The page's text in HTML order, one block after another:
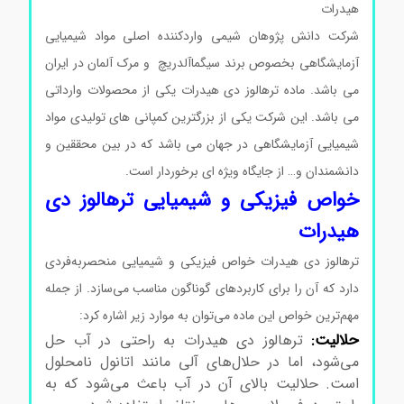
هیدرات
شرکت دانش پژوهان شیمی واردکننده اصلی مواد شیمیایی
آزمایشگاهی بخصوص برند سیگماآلدریچ و مرک آلمان در ایران
می باشد. ماده ترهالوز دی هیدرات یکی از محصولات وارداتی
می باشد. این شرکت یکی از بزرگترین کمپانی های تولیدی مواد
شیمیایی آزمایشگاهی در جهان می باشد که در بین محققین و
دانشمندان و… از جایگاه ویژه ای برخوردار است.
خواص فیزیکی و شیمیایی ترهالوز دی
هیدرات
ترهالوز دی هیدرات خواص فیزیکی و شیمیایی منحصربه‌فردی
دارد که آن را برای کاربردهای گوناگون مناسب می‌سازد. از جمله
مهم‌ترین خواص این ماده می‌توان به موارد زیر اشاره کرد:
حلالیت:ترهالوز دی هیدرات به راحتی در آب حل
می‌شود، اما در حلال‌های آلی مانند اتانول نامحلول
است. حلالیت بالای آن در آب باعث می‌شود که به